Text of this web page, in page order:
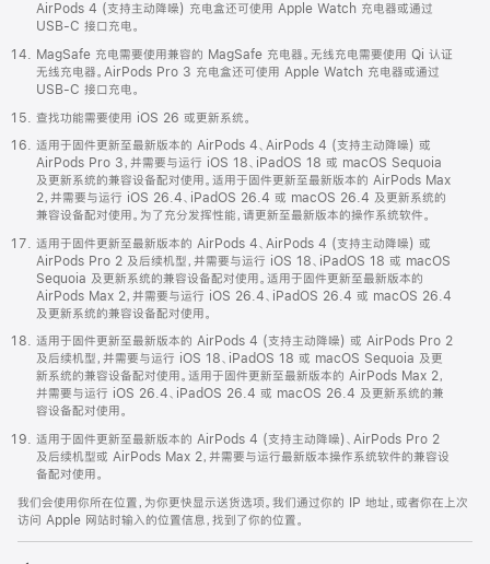
AirPods 4 (支持主动降噪) 充电盒还可使用 Apple Watch 充电器或通过
USB-C 接口充电。
MagSafe 充电需要使用兼容的 MagSafe 充电器。无线充电需要使用 Qi 认证
无线充电器。AirPods Pro 3 充电盒还可使用 Apple Watch 充电器或通过
USB-C 接口充电。
查找功能需要使用 iOS 26 或更新系统。
适用于固件更新至最新版本的 AirPods 4、AirPods 4 (支持主动降噪) 或
AirPods Pro 3，并需要与运行 iOS 18、iPadOS 18 或 macOS Sequoia
及更新系统的兼容设备配对使用。适用于固件更新至最新版本的 AirPods Max
2，并需要与运行 iOS 26.4、iPadOS 26.4 或 macOS 26.4 及更新系统的
兼容设备配对使用。为了充分发挥性能，请更新至最新版本的操作系统软件。
适用于固件更新至最新版本的 AirPods 4、AirPods 4 (支持主动降噪) 或
AirPods Pro 2 及后续机型，并需要与运行 iOS 18、iPadOS 18 或 macOS
Sequoia 及更新系统的兼容设备配对使用。适用于固件更新至最新版本的
AirPods Max 2，并需要与运行 iOS 26.4、iPadOS 26.4 或 macOS 26.4
及更新系统的兼容设备配对使用。
适用于固件更新至最新版本的 AirPods 4 (支持主动降噪) 或 AirPods Pro 2
及后续机型，并需要与运行 iOS 18、iPadOS 18 或 macOS Sequoia 及更
新系统的兼容设备配对使用。适用于固件更新至最新版本的 AirPods Max 2，
并需要与运行 iOS 26.4、iPadOS 26.4 或 macOS 26.4 及更新系统的兼
容设备配对使用。
适用于固件更新至最新版本的 AirPods 4 (支持主动降噪)、AirPods Pro 2
及后续机型或 AirPods Max 2，并需要与运行最新版本操作系统软件的兼容设
备配对使用。
我们会使用你所在位置，为你更快显示送货选项。我们通过你的 IP 地址，或者你在上次
访问 Apple 网站时输入的位置信息，找到了你的位置。